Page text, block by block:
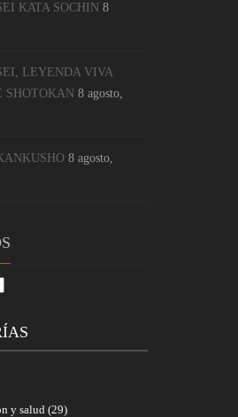
KATA SOCHIN 8
LEYENDA VIVA
SHOTOKAN 8 agosto,
8 agosto,
y salud(29)